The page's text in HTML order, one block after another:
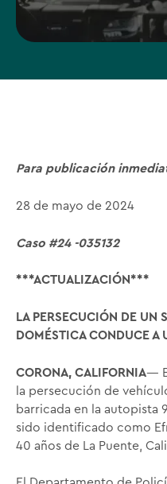
Para publicación
28 de mayo de 2024
Caso #24 -035132
***ACTUALIZACIÓN***
LA PERSECUCIÓN DE UN
DOMÉSTICA CONDUCE A
CORONA, CALIFORNIA—
la persecución de
barricada en la autopista
sido identificado como
40 años de La Puente,